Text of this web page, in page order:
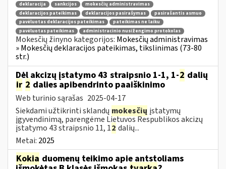
deklaracija sankcijos
mokesčių administravimas
deklaracijos pateikimas
deklaracijos pasirašymas
pasirašantis asmuo
pavėluotas deklaracijos pateikimas
pateikimas ne laiku
pavėluotas pateikimas
administracinio nusižengimo protokolas
Mokesčių žinyno kategorijos: Mokesčių administravimas
» Mokesčių deklaracijos pateikimas, tikslinimas (73-80
str.)
Dėl akcizų įstatymo 43 straipsnio 1-1, 1-2 dalių
ir 2 dalies apibendrinto paaiškinimo
Web turinio sąrašas 2025-04-17
Siekdami užtikrinti sklandų mokesčių įstatymų
įgyvendinimą, parengėme Lietuvos Respublikos akcizų
įstatymo 43 straipsnio 11, 12 dalių...
Metai: 2025
Kokia duomenų teikimo apie antstoliams